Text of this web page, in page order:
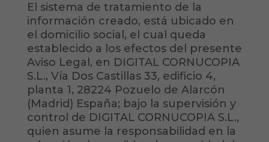
El sistema de tratamiento de la
información creado, está ubicado en
el domicilio social, el cual queda
establecido a los efectos del presente
Aviso Legal, en DIGITAL CORNUCOPIA
S.L., Vía Dos Castillas 33, edificio 4,
planta 1, 28224 Pozuelo de Alarcón
(Madrid) España; bajo la supervisión y
control de DIGITAL CORNUCOPIA S.L.,
quien asume la responsabilidad en la